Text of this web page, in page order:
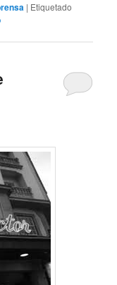
| Etiquetado